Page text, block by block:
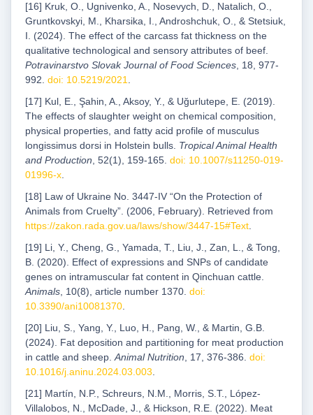
[16] Kruk, O., Ugnivenko, A., Nosevych, D., Natalich, О.,
Gruntkovskyi, M., Kharsika, I., Androshchuk, O., & Stetsiuk,
I. (2024). The effect of the carcass fat thickness on the
qualitative technological and sensory attributes of beef.
Potravinarstvo Slovak Journal of Food Sciences, 18, 977-
992. doi: 10.5219/2021.
[17] Kul, E., Şahin, A., Aksoy, Y., & Uğurlutepe, E. (2019).
The effects of slaughter weight on chemical composition,
physical properties, and fatty acid profile of musculus
longissimus dorsi in Holstein bulls. Tropical Animal Health
and Production, 52(1), 159-165. doi: 10.1007/s11250-019-
01996-x.
[18] Law of Ukraine No. 3447-IV “On the Protection of
Animals from Cruelty”. (2006, February). Retrieved from
https://zakon.rada.gov.ua/laws/show/3447-15#Text.
[19] Li, Y., Cheng, G., Yamada, T., Liu, J., Zan, L., & Tong,
B. (2020). Effect of expressions and SNPs of candidate
genes on intramuscular fat content in Qinchuan cattle.
Animals, 10(8), article number 1370. doi:
10.3390/ani10081370.
[20] Liu, S., Yang, Y., Luo, H., Pang, W., & Martin, G.B.
(2024). Fat deposition and partitioning for meat production
in cattle and sheep.Animal Nutrition, 17, 376-386. doi:
10.1016/j.aninu.2024.03.003.
[21] Martín, N.P., Schreurs, N.M., Morris, S.T., López-
Villalobos, N., McDade, J., & Hickson, R.E. (2022). Meat